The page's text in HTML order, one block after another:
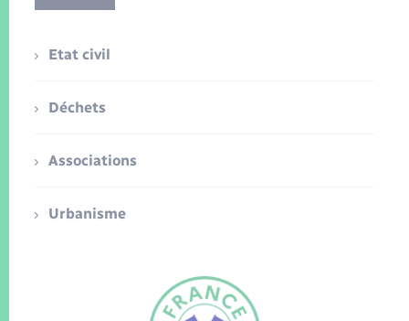
Etat civil
Déchets
Associations
Urbanisme